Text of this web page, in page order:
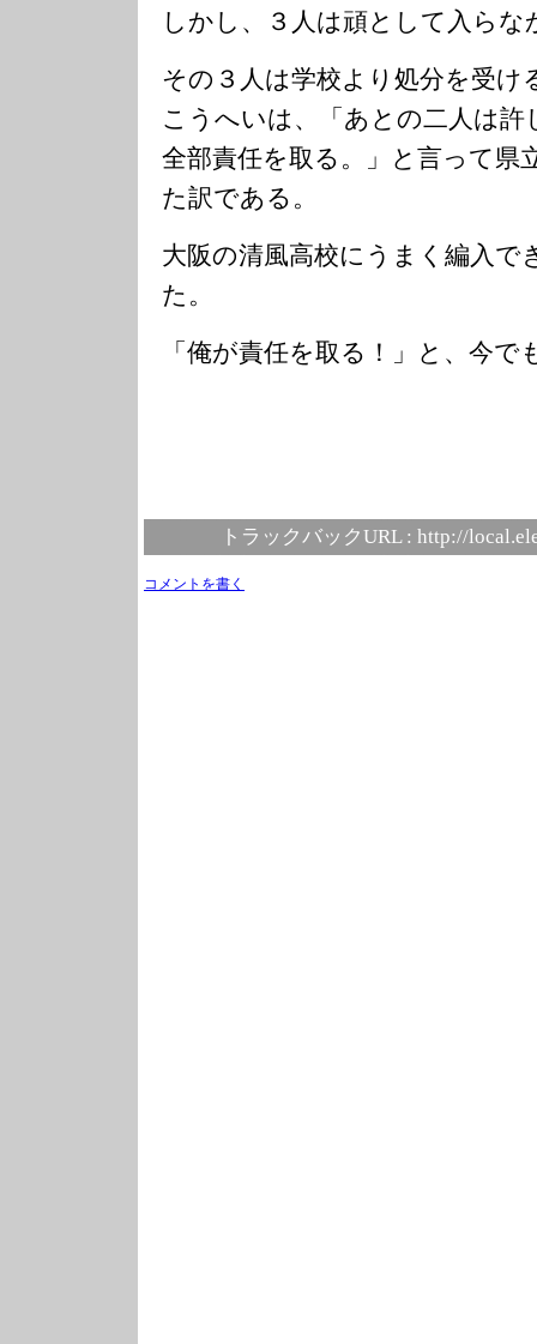
しかし、３人は頑として入らな
その３人は学校より処分を受け
こうへいは、「あとの二人は
全部責任を取る。」と言って県
た訳である。
大阪の清風高校にうまく編入で
た。
「俺が責任を取る！」と、今で
トラックバックURL : http://
コメントを書く